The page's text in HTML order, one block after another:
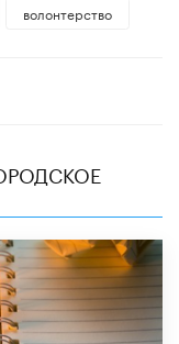
волонтерство